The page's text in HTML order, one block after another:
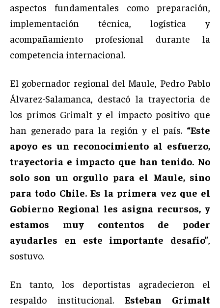
aspectos fundamentales como preparación,
implementación técnica, logística y
acompañamiento profesional durante la
competencia internacional.
El gobernador regional del Maule, Pedro Pablo
Álvarez-Salamanca, destacó la trayectoria de
los primos Grimalt y el impacto positivo que
han generado para la región y el país. “Este
apoyo es un reconocimiento al esfuerzo,
trayectoria e impacto que han tenido. No
solo son un orgullo para el Maule, sino
para todo Chile. Es la primera vez que el
Gobierno Regional les asigna recursos, y
estamos muy contentos de poder
ayudarles en este importante desafío”
sostuvo.
En tanto, los deportistas agradecieron el
respaldo institucional. Esteban Grimalt